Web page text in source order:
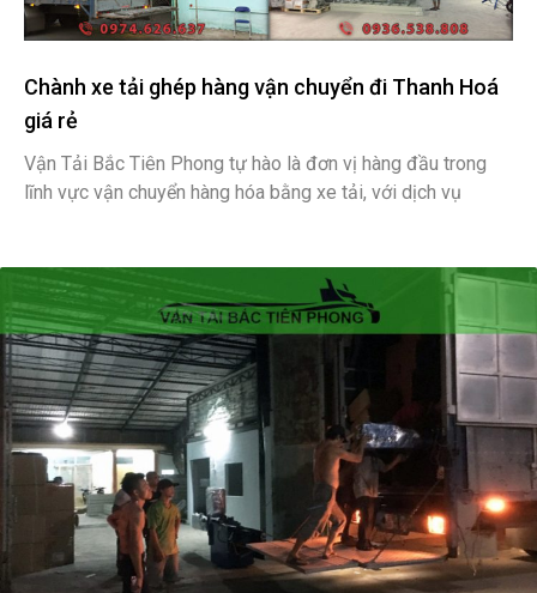
Chành xe tải ghép hàng vận chuyển đi Thanh Hoá
giá rẻ
Vận Tải Bắc Tiên Phong tự hào là đơn vị hàng đầu trong
lĩnh vực vận chuyển hàng hóa bằng xe tải, với dịch vụ